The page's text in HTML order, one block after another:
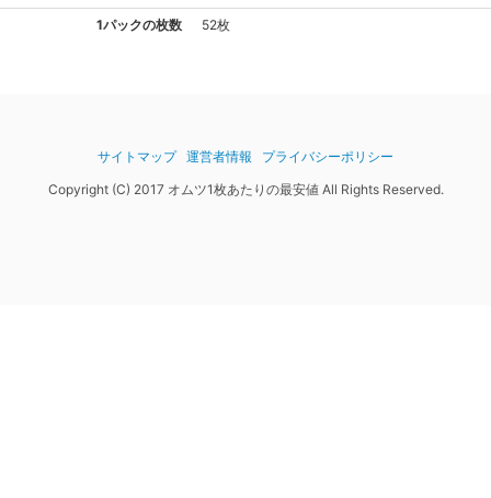
1パックの枚数 52枚
サイトマップ 運営者情報
プライバシーポリシー
Copyright (C) 2017 オムツ1枚あたりの最安値 All Rights Reserved.